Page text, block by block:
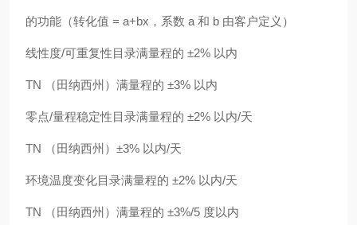
的功能（转化值 = a+bx，系数 a 和 b 由客户定义）
线性度/可重复性目录满量程的 ±2% 以内
TN （田纳西州）满量程的 ±3% 以内
零点/量程稳定性目录满量程的 ±2% 以内/天
TN （田纳西州）±3% 以内/天
环境温度变化目录满量程的 ±2% 以内/天
TN （田纳西州）满量程的 ±3%/5 度以内